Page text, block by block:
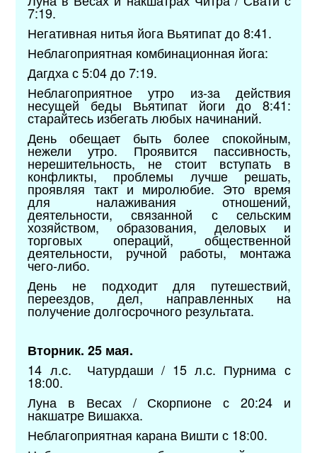
7:19.
Негативная нитья йога Вьятипат до 8:41.
Неблагоприятная комбинационная йога:
Дагдха с 5:04 до 7:19.
Неблагоприятное утро из-за действия
несущей беды Вьятипат йоги до 8:41:
старайтесь избегать любых начинаний.
День обещает быть более спокойным,
нежели утро. Проявится пассивность,
нерешительность, не стоит вступать в
конфликты, проблемы лучше решать,
проявляя такт и миролюбие. Это время
для налаживания отношений,
деятельности, связанной с сельским
хозяйством, образования, деловых и
торговых операций, общественной
деятельности, ручной работы, монтажа
чего-либо.
День не подходит для путешествий,
переездов, дел, направленных на
получение долгосрочного результата.
Вторник. 25 мая.
14 л.с. Чатурдаши / 15 л.с. Пурнима с
18:00.
Луна в Весах / Скорпионе с 20:24 и
накшатре Вишакха.
Неблагоприятная карана Вишти с 18:00.